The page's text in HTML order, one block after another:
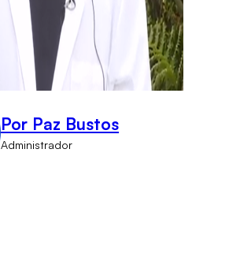
Por Paz Bustos
Administrador